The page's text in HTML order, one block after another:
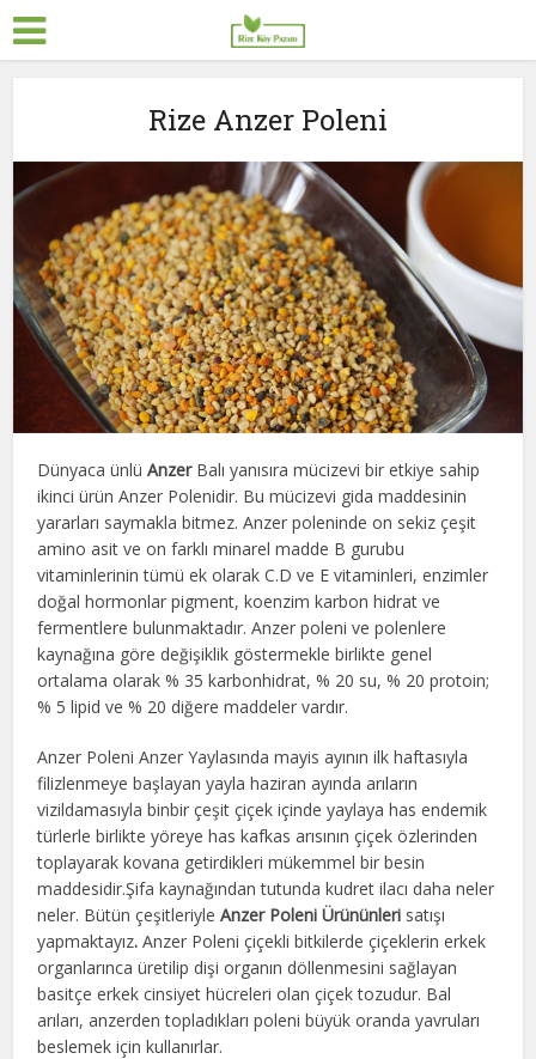
Rize Anzer Poleni
Dünyaca ünlüAnzerBalı yanısıra mücizevi bir etkiye sahip
ikinci ürün Anzer Polenidir. Bu mücizevi gida maddesinin
yararları saymakla bitmez. Anzer poleninde on sekiz çeşit
amino asit ve on farklı minarel madde B gurubu
vitaminlerinin tümü ek olarak C.D ve E vitaminleri, enzimler
doğal hormonlar pigment, koenzim karbon hidrat ve
fermentlere bulunmaktadır. Anzer poleni ve polenlere
kaynağına göre değişiklik göstermekle birlikte genel
ortalama olarak % 35 karbonhidrat, % 20 su, % 20 protoin;
% 5 lipid ve % 20 diğere maddeler vardır.
Anzer Poleni Anzer Yaylasında mayis ayının ilk haftasıyla
filizlenmeye başlayan yayla haziran ayında arıların
vizildamasıyla binbir çeşit çiçek içinde yaylaya has endemik
türlerle birlikte yöreye has kafkas arısının çiçek özlerinden
toplayarak kovana getirdikleri mükemmel bir besin
maddesidir.Şifa kaynağından tutunda kudret ilacı daha neler
neler. Bütün çeşitleriyleAnzer Poleni Ürününleri satışı
yapmaktayız.Anzer Poleni çiçekli bitkilerde çiçeklerin erkek
organlarınca üretilip dişi organın döllenmesini sağlayan
basitçe erkek cinsiyet hücreleri olan çiçek tozudur. Bal
arıları, anzerden topladıkları poleni büyük oranda yavruları
beslemek için kullanırlar.